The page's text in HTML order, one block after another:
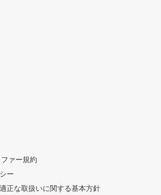
ァー規約
ー
正な取扱いに関する基本方針